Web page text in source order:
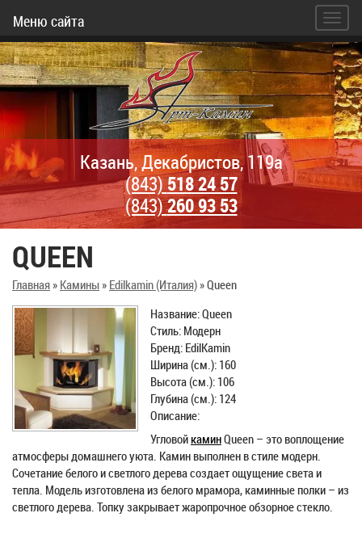
Меню сайта
Казань, Декабристов, 119а
(843)518 24 57
(843)260 93 53
QUEEN
Главная» Камины» Edilkamin (Италия)»Queen
Название: Queen
Стиль: Модерн
Бренд: EdilKamin
Ширина (см.): 160
Высота (см.): 106
Глубина (см.): 124
Описание:
Угловой каминQueen – это воплощение
атмосферы домашнего уюта. Камин выполнен в стиле модерн.
Сочетание белого и светлого дерева создает ощущение света и
тепла. Модель изготовлена из белого мрамора, каминные полки – из
светлого дерева. Топку закрывает жаропрочное обзорное стекло.